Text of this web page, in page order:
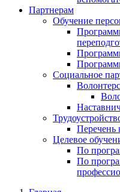
Партнерам
Обучение
Социальное
Перечень
Целевое
По
По